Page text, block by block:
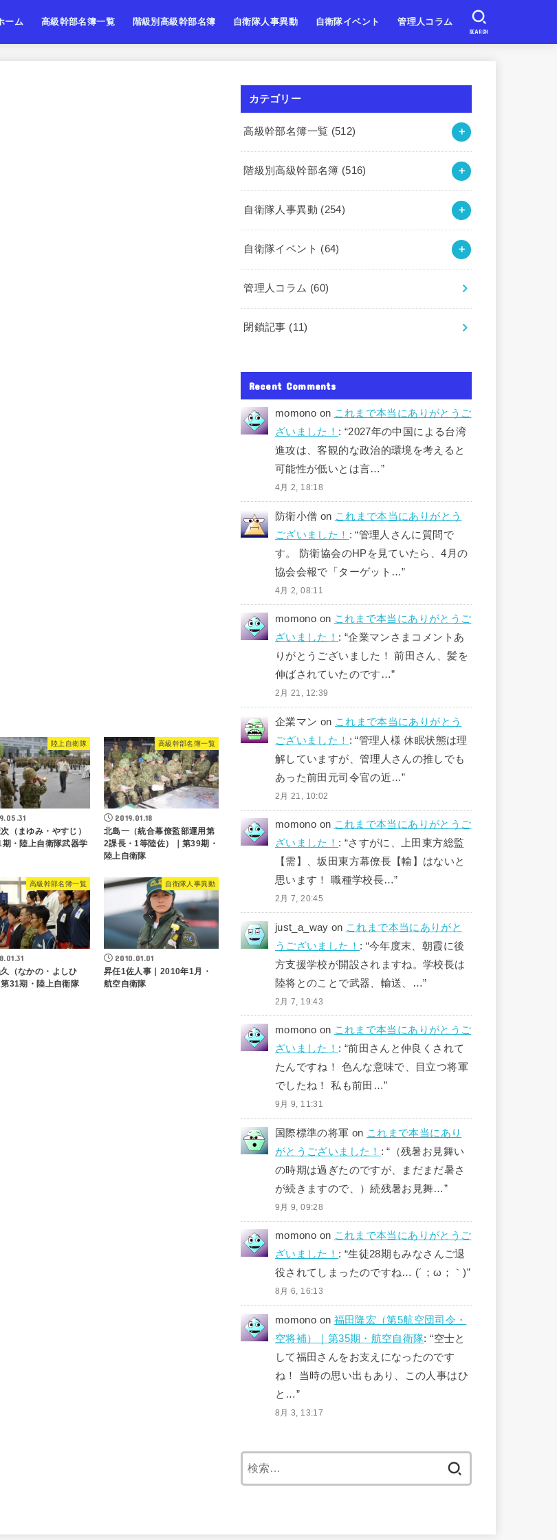
ーム 高級幹部名簿一覧 階級別高級幹部名簿 自衛隊人事異動 自衛隊イベント 管理人コラム
SEARCH
陸上自衛隊
（まゆみ・やすじ）
期・陸上自衛隊武器学
高級幹部名簿一覧
2019.01.18
北島一（統合幕僚監部運用第
2課長・1等陸佐）｜第39期・
陸上自衛隊
高級幹部名簿一覧
（なかの・よしひ
31期・陸上自衛隊
自衛隊人事異動
2010.01.01
昇任1佐人事｜2010年1月・
航空自衛隊
カテゴリー
高級幹部名簿一覧 (512)
階級別高級幹部名簿 (516)
自衛隊人事異動 (254)
自衛隊イベント (64)
管理人コラム (60)
閉鎖記事 (11)
Recent Comments
momono on これまで本当にありがとうご
ざいました！ : “2027年の中国による台湾
進攻は、客観的な政治的環境を考えると
可能性が低いとは言…”
4月 2, 18:18
防衛小僧 on これまで本当にありがとう
ございました！ : “管理人さんに質問で
す。 防衛協会のHPを見ていたら、4月の
協会会報で「ターゲット…”
4月 2, 08:11
momono on これまで本当にありがとうご
ざいました！ : “企業マンさまコメントあ
りがとうございました！ 前田さん、髪を
伸ばされていたのです…”
2月 21, 12:39
企業マン on これまで本当にありがとう
ございました！ : “管理人様 休眠状態は理
解していますが、管理人さんの推しでも
あった前田元司令官の近…”
2月 21, 10:02
momono on これまで本当にありがとうご
ざいました！ : “さすがに、上田東方総監
【需】、坂田東方幕僚長【輸】はないと
思います！ 職種学校長…”
2月 7, 20:45
just_a_way on これまで本当にありがと
うございました！ : “今年度末、朝霞に後
方支援学校が開設されますね。学校長は
陸将とのことで武器、輸送、…”
2月 7, 19:43
momono on これまで本当にありがとうご
ざいました！ : “前田さんと仲良くされて
たんですね！ 色んな意味で、目立つ将軍
でしたね！ 私も前田…”
9月 9, 11:31
国際標準の将軍 on これまで本当にあり
がとうございました！ : “ （残暑お見舞い
の時期は過ぎたのですが、まだまだ暑さ
が続きますので、）続残暑お見舞…”
9月 9, 09:28
momono on これまで本当にありがとうご
ざいました！ : “生徒28期もみなさんご退
役されてしまったのですね… (´；ω；｀)”
8月 6, 16:13
momono on 福田隆宏（第5航空団司令・
空将補）｜第35期・航空自衛隊: “空士と
して福田さんをお支えになったのです
ね！ 当時の思い出もあり、この人事はひ
と…”
8月 3, 13:17